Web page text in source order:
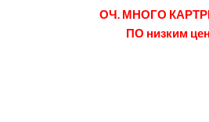
ОЧ. МНОГО
ПО низким